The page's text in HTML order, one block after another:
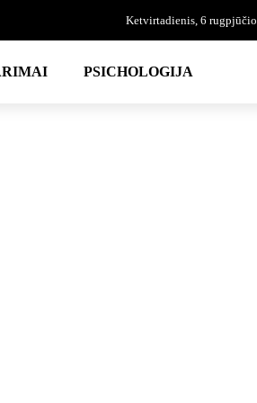
Ketvirtadienis, 6 rugpjūčio
PSICHOLOGIJA